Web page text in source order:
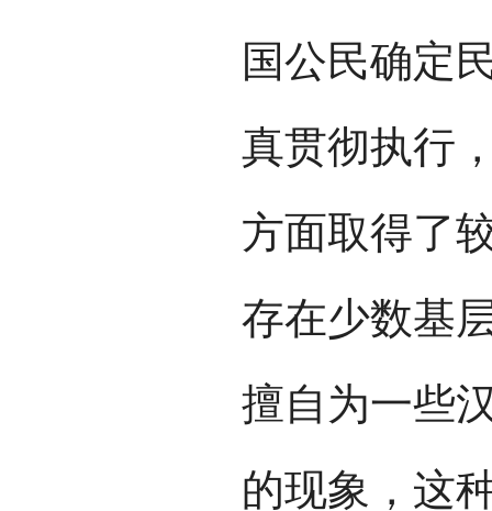
国公民确定
真贯彻执行
方面取得了
存在少数基
擅自为一些
的现象，这